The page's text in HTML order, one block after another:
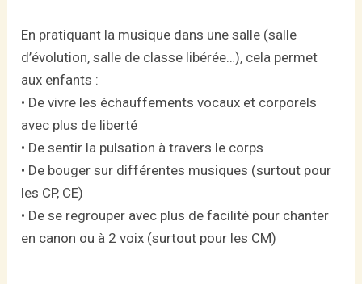
En pratiquant la musique dans une salle (salle
d’évolution, salle de classe libérée…), cela permet
aux enfants :
• De vivre les échauffements vocaux et corporels
avec plus de liberté
• De sentir la pulsation à travers le corps
• De bouger sur différentes musiques (surtout pour
les CP, CE)
• De se regrouper avec plus de facilité pour chanter
en canon ou à 2 voix (surtout pour les CM)